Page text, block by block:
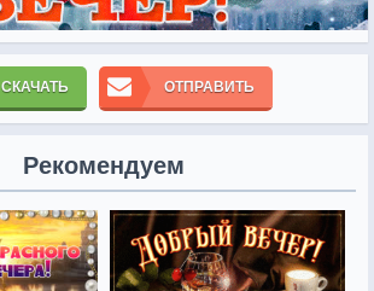
СКАЧАТЬ ОТПРАВИТЬ
Рекомендуем